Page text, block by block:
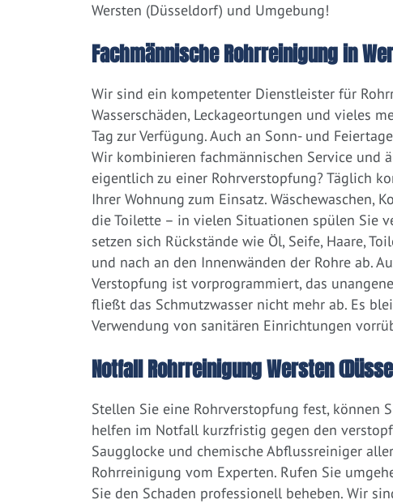
Wersten (Düsseldorf) und Umgebung!
Fachmännische Rohrreinigung in
Wir sind ein kompetenter Dienstleister für
Wasserschäden, Leckageortungen und vieles
Tag zur Verfügung. Auch an Sonn- und
Wir kombinieren fachmännischen Service und
eigentlich zu einer Rohrverstopfung? Täglich
Ihrer Wohnung zum Einsatz. Wäschewaschen,
die Toilette – in vielen Situationen spülen Sie
setzen sich Rückstände wie Öl, Seife, Haare,
und nach an den Innenwänden der Rohre ab.
Verstopfung ist vorprogrammiert, das
fließt das Schmutzwasser nicht mehr ab. Es
Verwendung von sanitären Einrichtungen
Notfall Rohrreinigung Wersten
Stellen Sie eine Rohrverstopfung fest, können
helfen im Notfall kurzfristig gegen den
Saugglocke und chemische Abflussreiniger
Rohrreinigung vom Experten. Rufen Sie
Sie den Schaden professionell beheben. Wir